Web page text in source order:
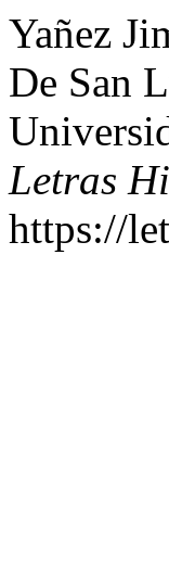
Yañez
De San
Letras
https://